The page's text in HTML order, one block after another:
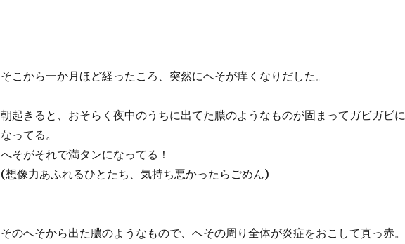
そこから一か月ほど経ったころ、突然にへそが痒くなりだした。
朝起きると、おそらく夜中のうちに出てた膿のようなものが固まってガビガビに
なってる。
へそがそれで満タンになってる！
(想像力あふれるひとたち、気持ち悪かったらごめん)
そのへそから出た膿のようなもので、へその周り全体が炎症をおこして真っ赤。